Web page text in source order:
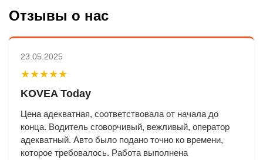
Отзывы о нас
23.05.2025
★★★★★
KOVEA Today
Цена адекватная, соответствовала от начала до
конца. Водитель сговорчивый, вежливый, оператор
адекватный. Авто было подано точно ко времени,
которое требовалось. Работа выполнена